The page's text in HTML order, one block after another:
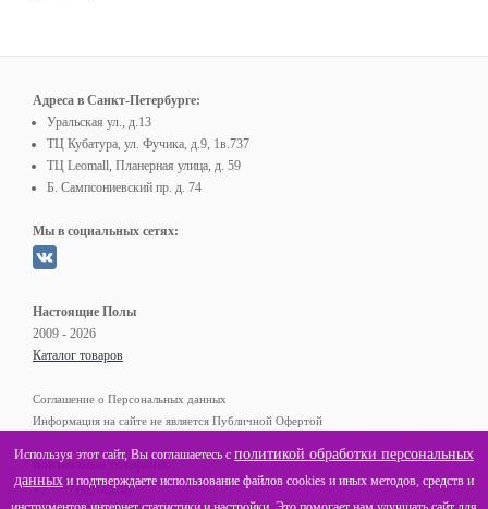
Адреса в Санкт-Петербурге:
Уральская ул., д.13
ТЦ Кубатура, ул. Фучика, д.9, 1в.737
ТЦ Leomall, Планерная улица, д. 59
Б. Сампсониевский пр. д. 74
Мы в социальных сетях:
Настоящие Полы
2009 - 2026
Каталог товаров
Соглашение о Персональных данных
Информация на сайте не является Публичной Офертой
Контактные телефоны:
+7(812) 602-40-48
Используя этот сайт, Вы соглашаетесь с политикой обработки персональных
данных и подтверждаете использование файлов cookies и иных методов, средств и